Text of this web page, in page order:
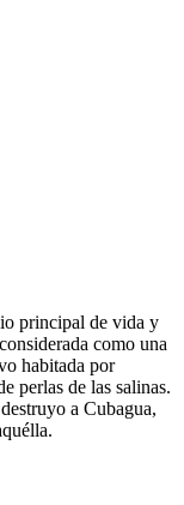
principal de vida y
como una
habitada por
perlas de las salinas.
a Cubagua,